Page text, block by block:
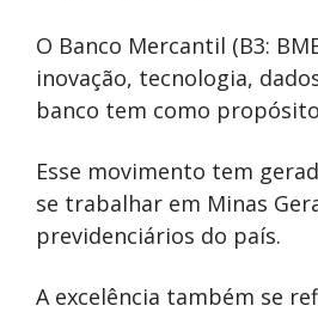
O Banco Mercantil (B3:
inovação, tecnologia,
banco tem como
Esse movimento tem
se trabalhar em Minas
previdenciários do país.
A excelência também se